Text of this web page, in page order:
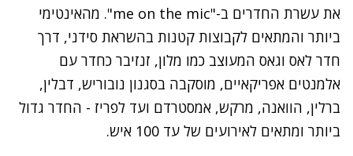
את עשרת החדרים ב-"me on the mic". מהאינטימי
ביותר והמתאים לקבוצות קטנות בהשראת סידני, דרך
חדר לאס וגאס המעוצב כמו מלון, זנזיבר כחדר עם
אלמנטים אפריקאיים, מוסקבה בסגנון נובוריש, דבלין,
ברלין, הוואנה, מרקש, אמסטרדם ועד לפריז - החדר גדול
ביותר ומתאים לאירועים של עד 100 איש.